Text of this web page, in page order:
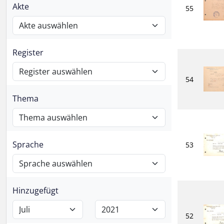
Akte
Register
Thema
Sprache
Hinzugefügt
55
54
53
52